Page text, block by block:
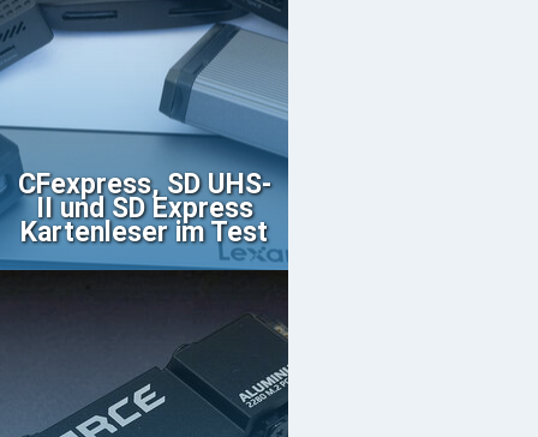
CFexpress, SD UHS-
II und SD Express
Kartenleser im Test